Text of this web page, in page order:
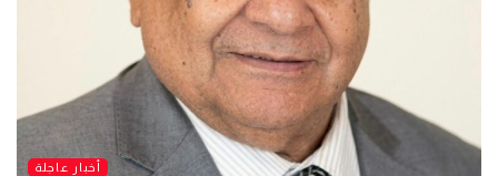
أخبار عاجلة